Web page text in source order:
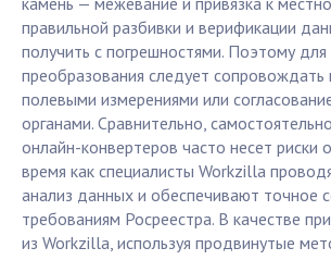
правильной разбивки и верификации
получить с погрешностями. Поэтому
преобразования следует сопровождать
полевыми измерениями или
органами. Сравнительно,
онлайн-конвертеров часто несет риски
время как специалисты Workzilla
анализ данных и обеспечивают точное
требованиям Росреестра. В качестве
из Workzilla, используя продвинутые